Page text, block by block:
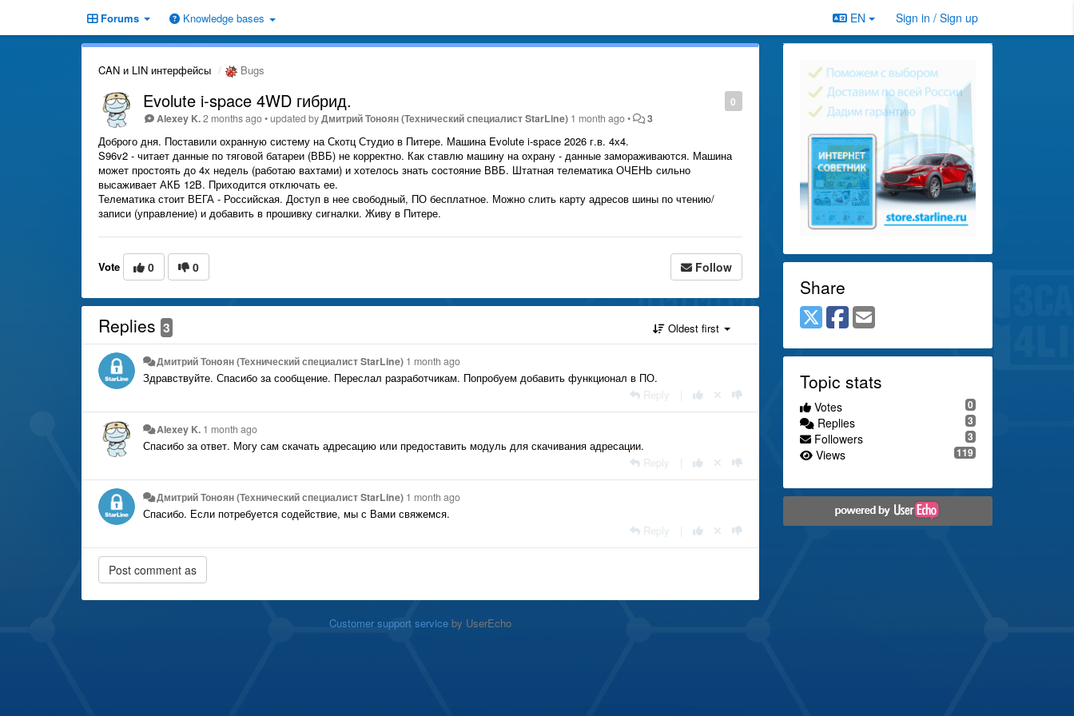
Forums Knowledge bases EN Sign in / Sign up
CAN и LIN интерфейсы Bugs
0
Evolute i-space 4WD гибрид.
Alexey K.2 months ago•updated byДмитрий Тонoян (Технический специалист StarLine) 1 month ago• 3
Доброго дня. Поставили охранную систему на Скотц Студио в Питере. Машина Evolute i-space 2026 г.в. 4х4.
S96v2 - читает данные по тяговой батареи (ВВБ) не корректно. Как ставлю машину на охрану - данные замораживаются. Машина
может простоять до 4х недель (работаю вахтами) и хотелось знать состояние ВВБ. Штатная телематика ОЧЕНЬ сильно
высаживает АКБ 12В. Приходится отключать ее.
Телематика стоит ВЕГА - Российская. Доступ в нее свободный, ПО бесплатное. Можно слить карту адресов шины по чтению/
записи (управление) и добавить в прошивку сигналки. Живу в Питере.
Vote 0 0 Follow
Replies 3 Oldest first
Дмитрий Тонoян (Технический специалист StarLine) 1 month ago
Здравствуйте. Спасибо за сообщение. Переслал разработчикам. Попробуем добавить функционал в ПО.
Reply
Alexey K. 1 month ago
Спасибо за ответ. Могу сам скачать адресацию или предоставить модуль для скачивания адресации.
Reply
Дмитрий Тонoян (Технический специалист StarLine) 1 month ago
Спасибо. Если потребуется содействие, мы с Вами свяжемся.
Reply
Customer support serviceby UserEcho
Share
Topic stats
0
Votes
3
Replies
3
Followers
119
Views